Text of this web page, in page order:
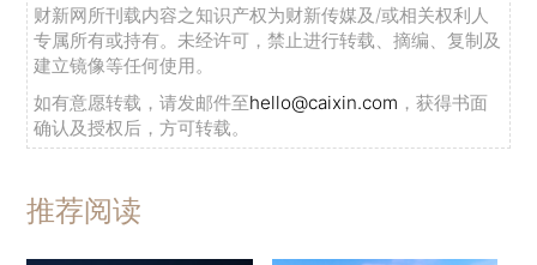
财新网所刊载内容之知识产权为财新传媒及/或相关权利人
专属所有或持有。未经许可，禁止进行转载、摘编、复制及
建立镜像等任何使用。
如有意愿转载，请发邮件至hello@caixin.com ，获得书面
确认及授权后，方可转载。
推荐阅读